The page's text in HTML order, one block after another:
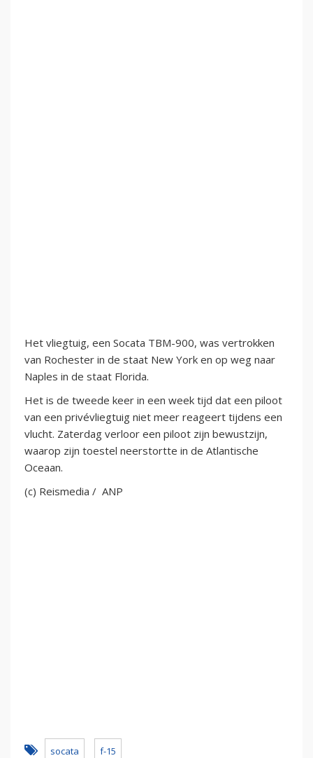
Het vliegtuig, een Socata TBM-900, was vertrokken
van Rochester in de staat New York en op weg naar
Naples in de staat Florida.
Het is de tweede keer in een week tijd dat een piloot
van een privévliegtuig niet meer reageert tijdens een
vlucht. Zaterdag verloor een piloot zijn bewustzijn,
waarop zijn toestel neerstortte in de Atlantische
Oceaan.
(c) Reismedia / ANP
socata f-15